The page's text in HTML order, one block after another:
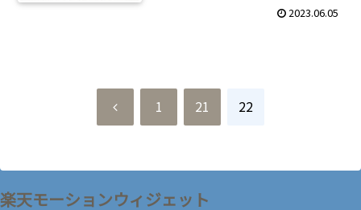
2023.06.05
前
1 21 22
楽天モーションウィジェット